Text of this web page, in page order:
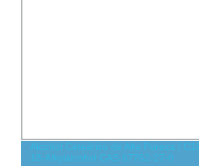
Calidad superior al por mayor 10: 1
Suplemento nutricional herbal orgánico